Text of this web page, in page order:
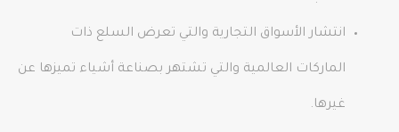
انتشار الأسواق التجارية والتي تعرض السلع ذات
الماركات العالمية والتي تشتهر بصناعة أشياء تميزها عن
غيرها.